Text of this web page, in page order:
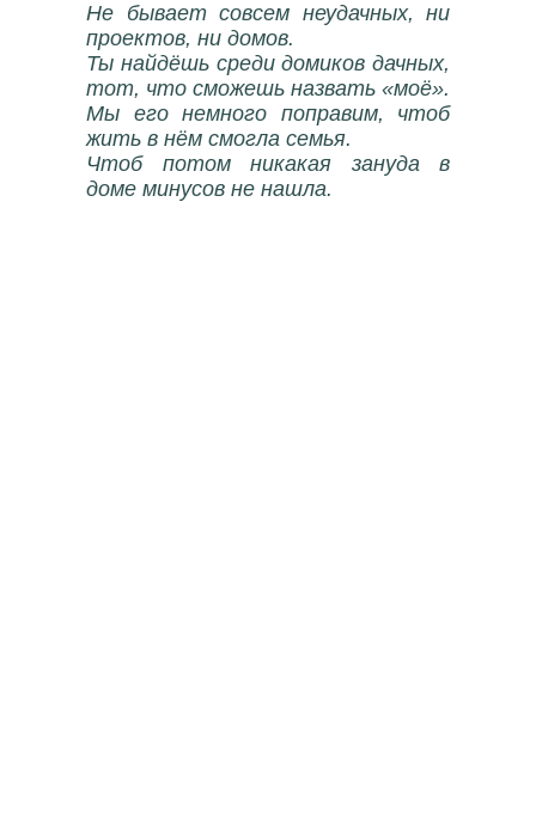
Не бывает совсем неудачных, ни
проектов, ни домов.
Ты найдёшь среди домиков дачных,
тот, что сможешь назвать «моё».
Мы его немного поправим, чтоб
жить в нём смогла семья.
Чтоб потом никакая зануда в
доме минусов не нашла.